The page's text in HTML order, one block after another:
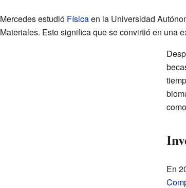
Mercedes estudió Físicaen la Universidad
Materiales. Esto significa que se convirtió en una
En